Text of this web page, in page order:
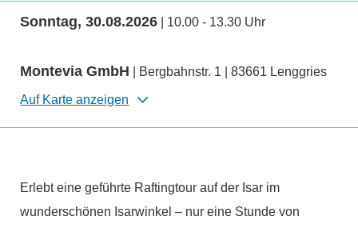
Sonntag, 30.08.2026 | 10.00 - 13.30 Uhr
Montevia GmbH | Bergbahnstr. 1 | 83661 Lenggries
Auf Karte anzeigen
Erlebt eine geführte Raftingtour auf der Isar im
wunderschönen Isarwinkel – nur eine Stunde von